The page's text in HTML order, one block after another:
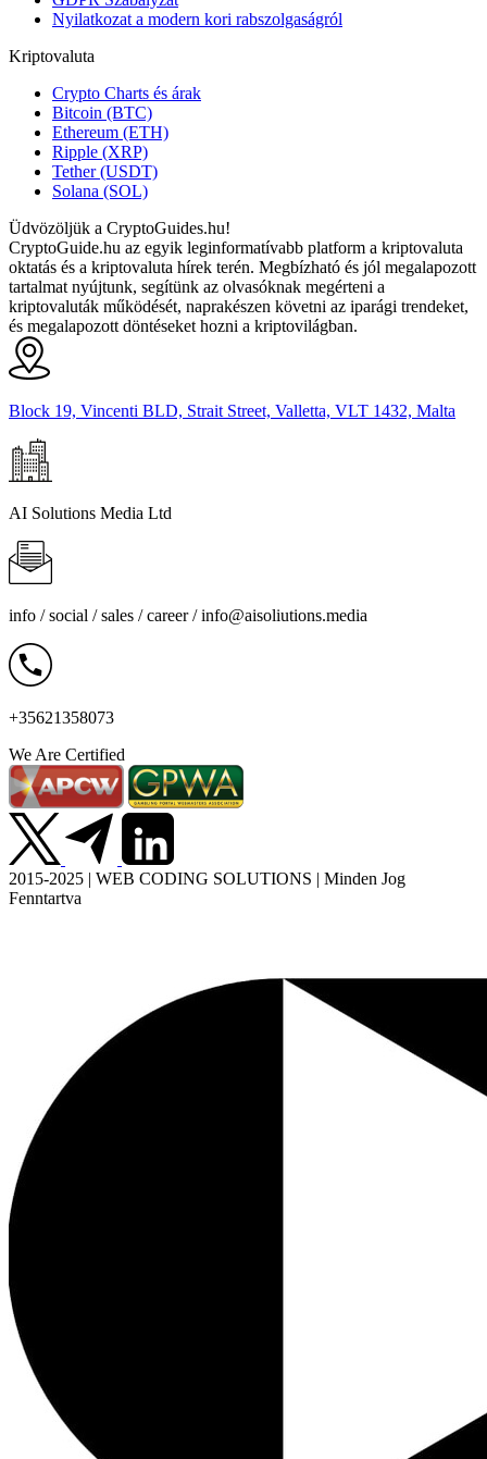
Nyilatkozat a modern kori rabszolgaságról
Kriptovaluta
Crypto Charts és árak
Bitcoin (BTC)
Ethereum (ETH)
Ripple (XRP)
Tether (USDT)
Solana (SOL)
Üdvözöljük a CryptoGuides.hu!
CryptoGuide.hu az egyik leginformatívabb platform a kriptovaluta
oktatás és a kriptovaluta hírek terén. Megbízható és jól megalapozott
tartalmat nyújtunk, segítünk az olvasóknak megérteni a
kriptovaluták működését, naprakészen követni az iparági trendeket,
és megalapozott döntéseket hozni a kriptovilágban.
Block 19, Vincenti BLD, Strait Street, Valletta, VLT 1432, Malta
AI Solutions Media Ltd
info / social / sales / career /info@aisoliutions.media
+35621358073
We Are Certified
2015-2025 | WEB CODING SOLUTIONS | Minden Jog
Fenntartva